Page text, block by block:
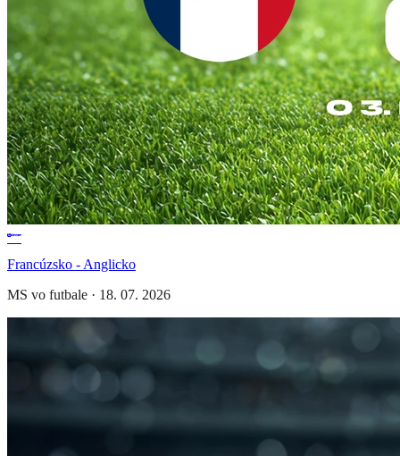
Francúzsko - Anglicko
MS vo futbale · 18. 07. 2026